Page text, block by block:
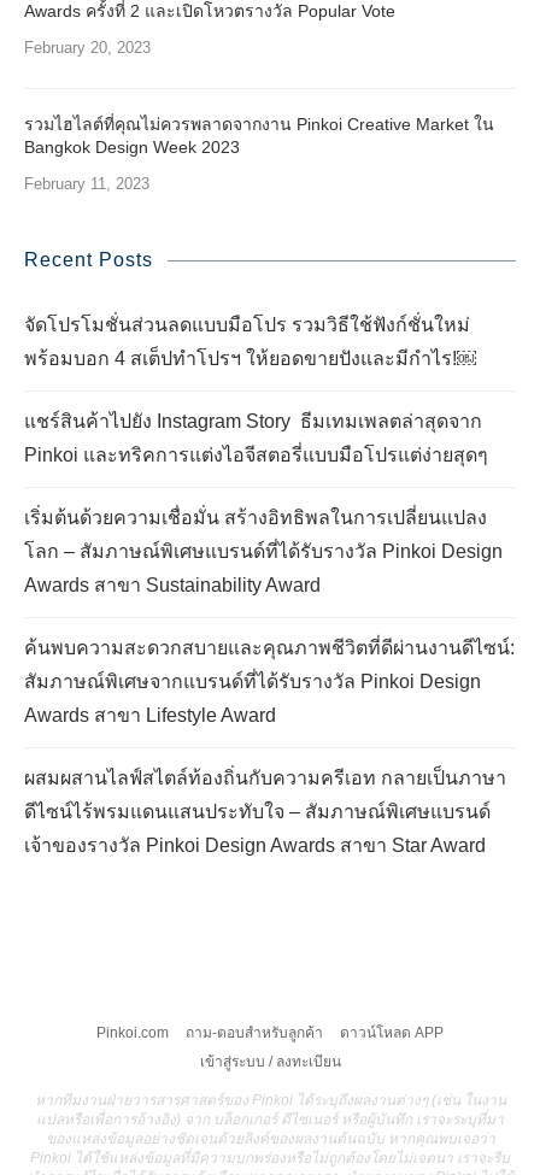
Awards ครั้งที่ 2 และเปิดโหวตรางวัล Popular Vote
February 20, 2023
รวมไฮไลต์ที่คุณไม่ควรพลาดจากงาน Pinkoi Creative Market ใน
Bangkok Design Week 2023
February 11, 2023
Recent Posts
จัดโปรโมชั่นส่วนลดแบบมือโปร รวมวิธีใช้ฟังก์ชั่นใหม่
พร้อมบอก 4 สเต็ปทำโปรฯ ให้ยอดขายปังและมีกำไร!￼
แชร์สินค้าไปยัง Instagram Story ธีมเทมเพลตล่าสุดจาก
Pinkoi และทริคการแต่งไอจีสตอรี่แบบมือโปรแต่ง่ายสุดๆ
เริ่มต้นด้วยความเชื่อมั่น สร้างอิทธิพลในการเปลี่ยนแปลง
โลก – สัมภาษณ์พิเศษแบรนด์ที่ได้รับรางวัล Pinkoi Design
Awards สาขา Sustainability Award
ค้นพบความสะดวกสบายและคุณภาพชีวิตที่ดีผ่านงานดีไซน์:
สัมภาษณ์พิเศษจากแบรนด์ที่ได้รับรางวัล Pinkoi Design
Awards สาขา Lifestyle Award
ผสมผสานไลฟ์สไตล์ท้องถิ่นกับความครีเอท กลายเป็นภาษา
ดีไซน์ไร้พรมแดนแสนประทับใจ – สัมภาษณ์พิเศษแบรนด์
เจ้าของรางวัล Pinkoi Design Awards สาขา Star Award
Pinkoi.com ถาม-ตอบสำหรับลูกค้า
ดาวน์โหลด APP
เข้าสู่ระบบ / ลงทะเบียน
หากทีมงานฝ่ายวารสารศาสตร์ของ Pinkoi ได้ระบุถึงผลงานต่างๆ (เช่น ในงาน
แปลหรือเพื่อการอ้างอิง) จาก บล็อกเกอร์ ดีไซเนอร์ หรือผู้บันทึก เราจะระบุที่มา
ของแหล่งข้อมูลอย่างชัดเจนด้วยลิงค์ของผลงานต้นฉบับ หากคุณพบเจอว่า
Pinkoi ได้ใช้แหล่งข้อมูลที่มีความบกพร่องหรือไม่ถูกต้องโดยไม่เจตนา เราจะรีบ